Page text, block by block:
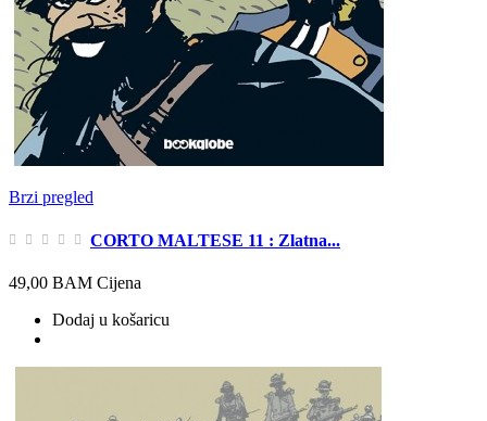
Brzi pregled
CORTO MALTESE 11 : Zlatna...
49,00 BAM Cijena
Dodaj u košaricu